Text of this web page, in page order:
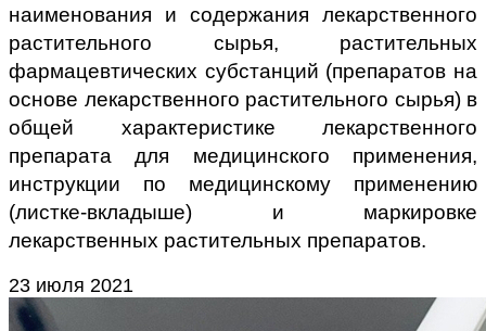
наименования и содержания лекарственного
растительного сырья, растительных
фармацевтических субстанций (препаратов на
основе лекарственного растительного сырья) в
общей характеристике лекарственного
препарата для медицинского применения,
инструкции по медицинскому применению
(листке-вкладыше) и маркировке
лекарственных растительных препаратов.
23 июля 2021